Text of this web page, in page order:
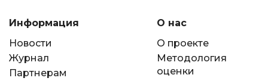
Информация
Новости
Журнал
Партнерам
О нас
О проекте
Методология
оценки